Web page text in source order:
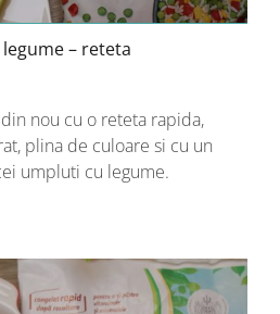
– reteta
nou cu o reteta rapida,
plina de culoare si cu un
umpluti cu legume.